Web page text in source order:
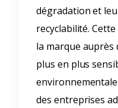
dégradation et
recyclabilité.
la marque auprès
plus en plus
des entreprises